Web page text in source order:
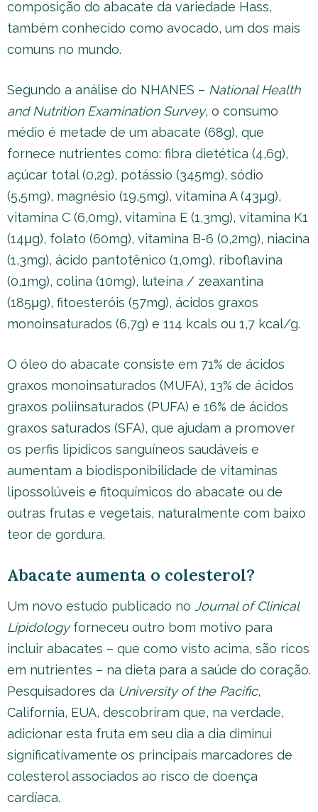
composição do abacate da variedade Hass,
também conhecido como avocado, um dos mais
comuns no mundo.
Segundo a análise do NHANES – National Health
and Nutrition Examination Survey, o consumo
médio é metade de um abacate (68g), que
fornece nutrientes como: fibra dietética (4,6g),
açúcar total (0,2g), potássio (345mg), sódio
(5,5mg), magnésio (19,5mg), vitamina A (43μg),
vitamina C (6,0mg), vitamina E (1,3mg), vitamina K1
(14μg), folato (60mg), vitamina B-6 (0,2mg), niacina
(1,3mg), ácido pantotênico (1,0mg), riboflavina
(0,1mg), colina (10mg), luteína / zeaxantina
(185μg), fitoesteróis (57mg), ácidos graxos
monoinsaturados (6,7g) e 114 kcals ou 1,7 kcal/g.
O óleo do abacate consiste em 71% de ácidos
graxos monoinsaturados (MUFA), 13% de ácidos
graxos poliinsaturados (PUFA) e 16% de ácidos
graxos saturados (SFA), que ajudam a promover
os perfis lipídicos sanguíneos saudáveis e
aumentam a biodisponibilidade de vitaminas
lipossolúveis e fitoquímicos do abacate ou de
outras frutas e vegetais, naturalmente com baixo
teor de gordura.
Abacate aumenta o colesterol?
Um novo estudo publicado no Journal of Clinical
Lipidologyforneceu outro bom motivo para
incluir abacates – que como visto acima, são ricos
em nutrientes – na dieta para a saúde do coração.
Pesquisadores da University of the Pacific,
California, EUA, descobriram que, na verdade,
adicionar esta fruta em seu dia a dia diminui
significativamente os principais marcadores de
colesterol associados ao risco de doença
cardíaca.